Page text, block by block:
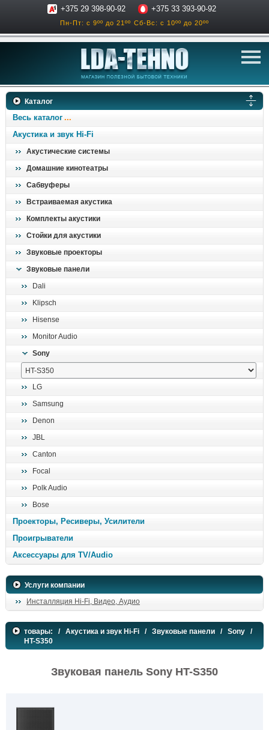
+375 29 398-90-92 +375 33 393-90-92
Пн-Пт: с 9ºº до 21ºº Сб-Вс: с 10ºº до 20ºº
телевизоры
ресиверы, усилители
проигрыватели
дом, сад, стройка
Каталог
Весь каталог
Акустика и звук Hi-Fi
Акустические системы
Домашние кинотеатры
Сабвуферы
Встраиваемая акустика
Комплекты акустики
Стойки для акустики
Звуковые проекторы
Звуковые панели
Dali
Klipsch
Hisense
Monitor Audio
Sony
LG
Samsung
Denon
JBL
Canton
Focal
Polk Audio
Bose
Проекторы, Ресиверы, Усилители
Проигрыватели
Аксессуары для TV/Audio
Услуги компании
Инсталляция Hi-Fi, Видео, Аудио
товары: / Акустика и звук Hi-Fi / Звуковые панели / Sony /
HT-S350
Звуковая панель Sony HT-S350